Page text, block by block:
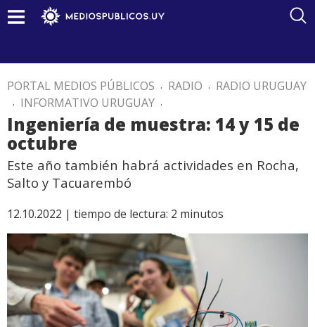
PORTAL MEDIOS PÚBLICOS . RADIO . RADIO URUGUAY
. INFORMATIVO URUGUAY .
Ingeniería de muestra: 14 y 15 de
octubre
Este año también habrá actividades en Rocha,
Salto y Tacuarembó
12.10.2022 | tiempo de lectura: 2 minutos